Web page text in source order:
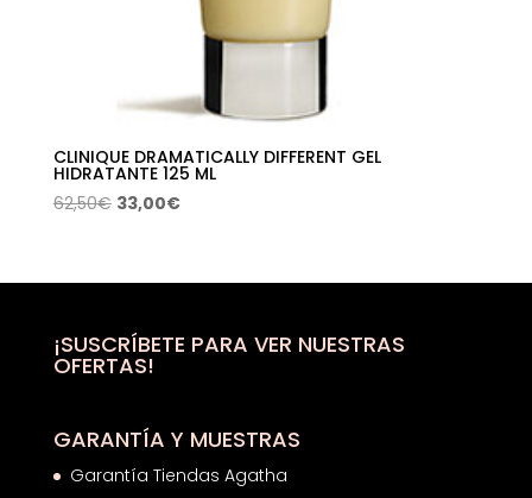
CLINIQUE DRAMATICALLY DIFFERENT GEL
HIDRATANTE 125 ML
62,50€ El
era:
33,00€El
es:
¡SUSCRÍBETE PARA VER NUESTRAS
OFERTAS!
GARANTÍA Y MUESTRAS
Garantía Tiendas Agatha